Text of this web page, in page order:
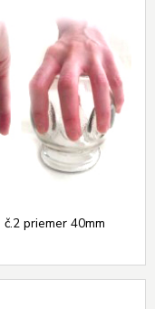
priemer 40mm